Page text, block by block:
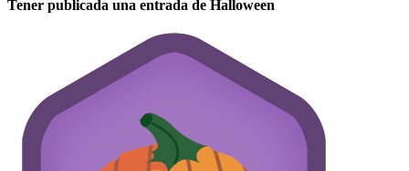
Tener publicada una entrada de Halloween